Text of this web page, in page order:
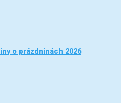
o prázdninách 2026